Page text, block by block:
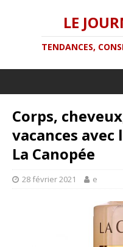
LE
TENDANCES,
Corps,
vacances avec
La Canopée
28 février 2021 e